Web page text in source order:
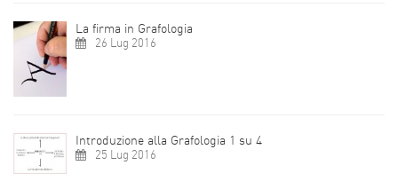
La firma in Grafologia
26 Lug 2016
Introduzione alla Grafologia 1 su 4
25 Lug 2016